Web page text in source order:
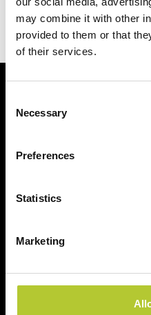
may combine it with other
provided to them or that
of their services.
Selection
Necessary
Preferences
Statistics
Marketing
Al vostro
+ di 40 anni di esperienza
2 siti produttivi